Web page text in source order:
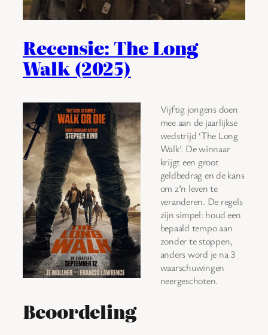
Recensie: The Long
Walk (2025)
Vijftig jongens doen
mee aan de jaarlijkse
wedstrijd ‘The Long
Walk’. De winnaar
krijgt een groot
geldbedrag en de kans
om z’n leven te
veranderen. De regels
zijn simpel: houd een
bepaald tempo aan
zonder te stoppen,
anders word je na 3
waarschuwingen
neergeschoten.
Beoordeling